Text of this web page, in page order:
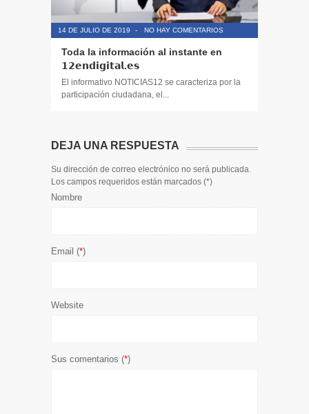
14 DE JULIO DE 2019 - NO HAY COMENTARIOS
Toda la información al instante en
𝟭𝟮𝗲𝗻𝗱𝗶𝗴𝗶𝘁𝗮𝗹.𝗲𝘀
El informativo NOTICIAS12 se caracteriza por la
participación ciudadana, el...
DEJA UNA RESPUESTA
Su dirección de correo electrónico no será publicada.
Los campos requeridos están marcados (*)
Nombre
Email (*)
Website
Sus comentarios (*)